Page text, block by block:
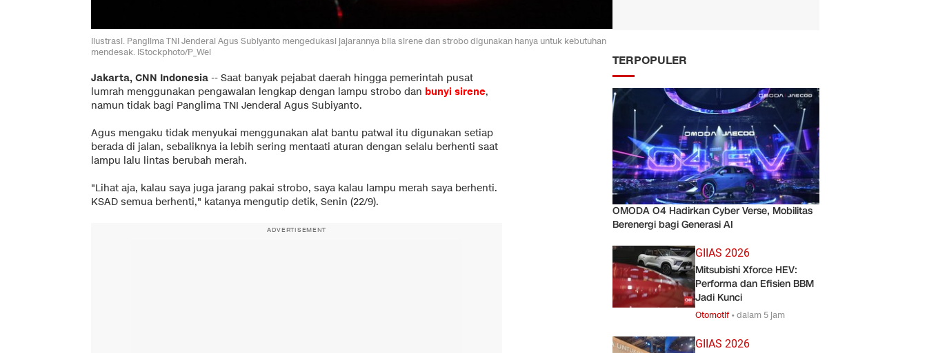
Ilustrasi. Panglima TNI Jenderal Agus Subiyanto mengedukasi jajarannya bila sirene dan strobo digunakan hanya untuk kebutuhan
mendesak. iStockphoto/P_Wei
Jakarta, CNN Indonesia -- Saat banyak pejabat daerah hingga pemerintah pusat
lumrah menggunakan pengawalan lengkap dengan lampu strobo dan bunyi sirene,
namun tidak bagi Panglima TNI Jenderal Agus Subiyanto.
Agus mengaku tidak menyukai menggunakan alat bantu patwal itu digunakan setiap
berada di jalan, sebaliknya ia lebih sering mentaati aturan dengan selalu berhenti saat
lampu lalu lintas berubah merah.
"Lihat aja, kalau saya juga jarang pakai strobo, saya kalau lampu merah saya berhenti.
KSAD semua berhenti," katanya mengutip detik, Senin (22/9).
ADVERTISEMENT
TERPOPULER
OMODA O4 Hadirkan Cyber Verse, Mobilitas
Berenergi bagi Generasi AI
GIIAS 2026
Mitsubishi Xforce HEV:
Performa dan Efisien BBM
Jadi Kunci
Otomotif•dalam 5 jam
GIIAS 2026